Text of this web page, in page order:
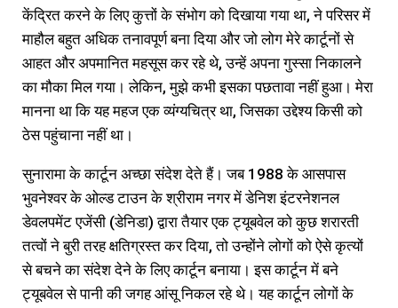
केंद्रित करने के लिए कुत्तों के संभोग को दिखाया गया था, ने परिसर में
माहौल बहुत अधिक तनावपूर्ण बना दिया और जो लोग मेरे कार्टूनों से
आहत और अपमानित महसूस कर रहे थे, उन्हें अपना गुस्सा निकालने
का मौका मिल गया। लेकिन, मुझे कभी इसका पछतावा नहीं हुआ। मेरा
मानना था कि यह महज एक व्यंग्यचित्र था, जिसका उद्देश्य किसी को
ठेस पहुंचाना नहीं था।
सुनारामा के कार्टून अच्छा संदेश देते हैं। जब 1988 के आसपास
भुवनेश्वर के ओल्ड टाउन के श्रीराम नगर में डेनिश इंटरनेशनल
डेवलपमेंट एजेंसी (डेनिडा) द्वारा तैयार एक ट्यूबवेल को कुछ शरारती
तत्वों ने बुरी तरह क्षतिग्रस्त कर दिया, तो उन्होंने लोगों को ऐसे कृत्यों
से बचने का संदेश देने के लिए कार्टून बनाया। इस कार्टून में बने
ट्यूबवेल से पानी की जगह आंसू निकल रहे थे। यह कार्टून लोगों के